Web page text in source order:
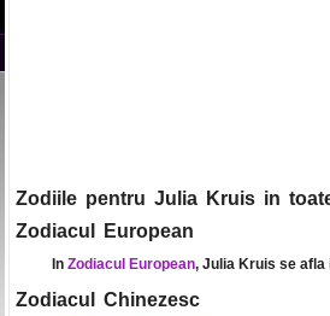
Zodiile pentru Julia Kruis in
Zodiacul European
In Zodiacul European, Julia Kruis se afla
Zodiacul Chinezesc